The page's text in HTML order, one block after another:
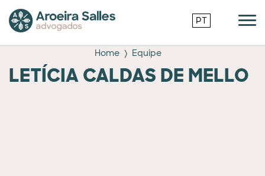
PT
Home Equipe
LETÍCIA CALDAS DE MELLO